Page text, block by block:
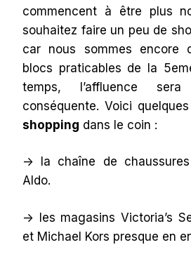
commencent à être plus
souhaitez faire un peu de
car nous sommes encore
blocs praticables de la
temps, l’affluence
conséquente. Voici
shopping dans le coin :
-> la chaîne de chaussures
Aldo.
-> les magasins Victoria’s
et Michael Kors presque en